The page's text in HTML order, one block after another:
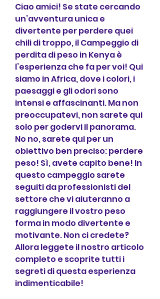
Ciao amici! Se state cercando
un’avventura unica e
divertente per perdere quei
chili di troppo, il Campeggio di
perdita di peso in Kenya è
l’esperienza che fa per voi! Qui
siamo in Africa, dove i colori, i
paesaggi e gli odori sono
intensi e affascinanti. Ma non
preoccupatevi, non sarete qui
solo per godervi il panorama.
No no, sarete qui per un
obiettivo ben preciso: perdere
peso! Sì, avete capito bene! In
questo campeggio sarete
seguiti da professionisti del
settore che vi aiuteranno a
raggiungere il vostro peso
forma in modo divertente e
motivante. Non ci credete?
Allora leggete il nostro articolo
completo e scoprite tutti i
segreti di questa esperienza
indimenticabile!